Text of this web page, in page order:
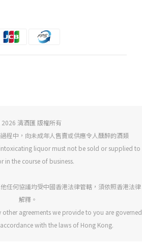
清酒匯 版權所有
程中，向未成年人售賣或供應令人醺醉的酒類
liquor must not be sold or supplied to
in the course of business.
任何協議均受中國香港法律管轄，須依照香港法律
解釋。
other agreements we provide to you are governed
with the laws of Hong Kong.